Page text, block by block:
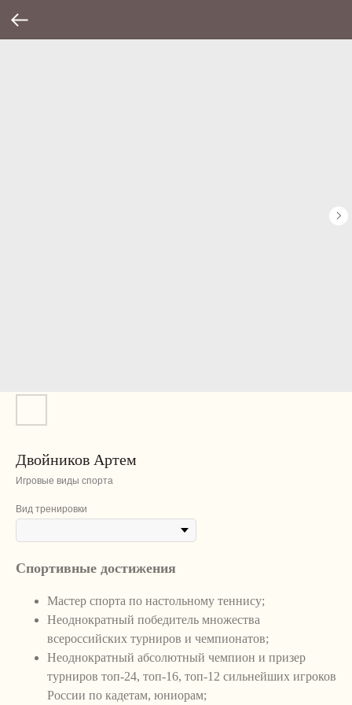
Двойников Артем
Игровые виды спорта
Вид тренировки
Спортивные достижения
Мастер спорта по настольному теннису;
Неоднократный победитель множества
всероссийских турниров и чемпионатов;
Неоднократный абсолютный чемпион и призер
турниров топ-24, топ-16, топ-12 сильнейших игроков
России по кадетам, юниорам;